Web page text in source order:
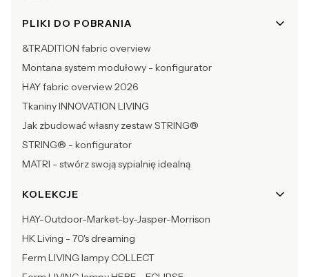
PLIKI DO POBRANIA
&TRADITION fabric overview
Montana system modułowy - konfigurator
HAY fabric overview 2026
Tkaniny INNOVATION LIVING
Jak zbudować własny zestaw STRING®
STRING® - konfigurator
MATRI - stwórz swoją sypialnię idealną
KOLEKCJE
HAY-Outdoor-Market-by-Jasper-Morrison
HK Living - 70's dreaming
Ferm LIVING lampy COLLECT